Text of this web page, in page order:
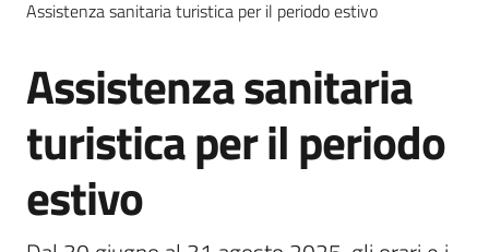
Amministrazione
Novità
Menu selezionato
Servizi
Assistenza sanitaria turistica per il periodo estivo
Salta al contenuto
Assistenza sanitaria
turistica per il periodo
estivo